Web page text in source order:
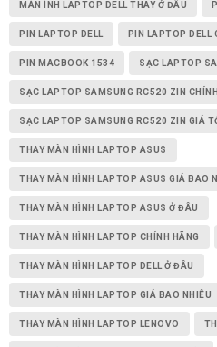
MÀN ÌNH LAPTOP DELL THAY Ở ĐÂU
PIN LAPTOP DELL PIN LAPTOP DELL
PIN MACBOOK 1534 SẠC LAPTOP
SẠC LAPTOP SAMSUNG RC520 ZIN
SẠC LAPTOP SAMSUNG RC520 ZIN GIÁ
THAY MÀN HÌNH LAPTOP ASUS
THAY MÀN HÌNH LAPTOP ASUS GIÁ BAO
THAY MÀN HÌNH LAPTOP ASUS Ở ĐÂU
THAY MÀN HÌNH LAPTOP CHÍNH HÃNG
THAY MÀN HÌNH LAPTOP DELL Ở ĐÂU
THAY MÀN HÌNH LAPTOP GIÁ BAO NHIÊU
THAY MÀN HÌNH LAPTOP LENOVO